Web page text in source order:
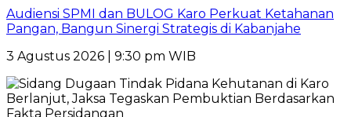
Audiensi SPMI dan BULOG Karo Perkuat Ketahanan
Pangan, Bangun Sinergi Strategis di Kabanjahe
3 Agustus 2026 | 9:30 pm WIB